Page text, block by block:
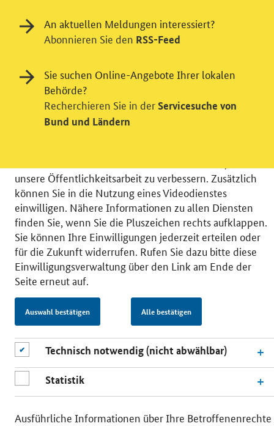
© 2026 Bundesministerium für Wirtschaft und Energie
RSS
Benutzerhinweise
Inhaltsverzeichnis
Impressum
Barrierefreiheit
Datenschutz
Einwilligungsverwaltung
Einwilligung in Tracking und / oder
Videodienst
Wir bitten Sie an dieser Stelle um Ihre Einwilligung für
unsere Öffentlichkeitsarbeit zu verbessern. Zusätzlich
können Sie in die Nutzung eines Videodienstes
einwilligen. Nähere Informationen zu allen Diensten
finden Sie, wenn Sie die Pluszeichen rechts aufklappen.
Sie können Ihre Einwilligungen jederzeit erteilen oder
für die Zukunft widerrufen. Rufen Sie dazu bitte diese
Einwilligungsverwaltung über den Link am Ende der
Seite erneut auf.
Auswahl bestätigen Alle bestätigen
Technisch notwendig (nicht abwählbar)
Statistik
Ausführliche Informationen über Ihre Betroffenenrechte
An aktuellen Meldungen interessiert?
Abonnieren Sie den RSS-Feed
Sie suchen Online-Angebote Ihrer lokalen
Behörde?
Recherchieren Sie in der Servicesuche von
Bund und Ländern